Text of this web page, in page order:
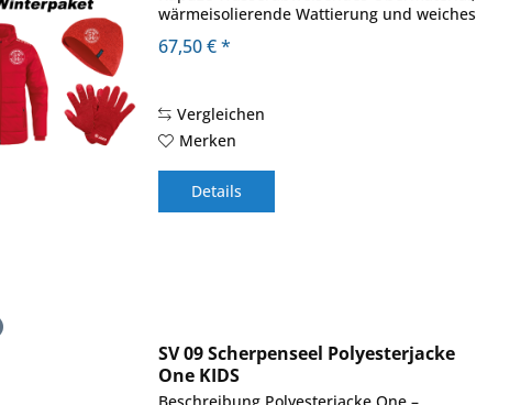
wärmeisolierende Wattierung und weiches
Coachjacke Team zur optimalen
67,50 € *
Vergleichen
Merken
Details
SV 09 Scherpenseel Polyesterjacke
One KIDS